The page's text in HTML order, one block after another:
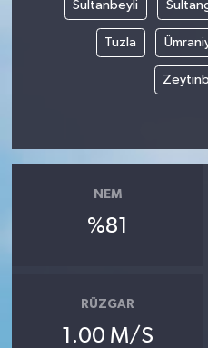
Sultanbeyli
Tuzla
NEM
%81
RÜZGAR
1.00 M/S